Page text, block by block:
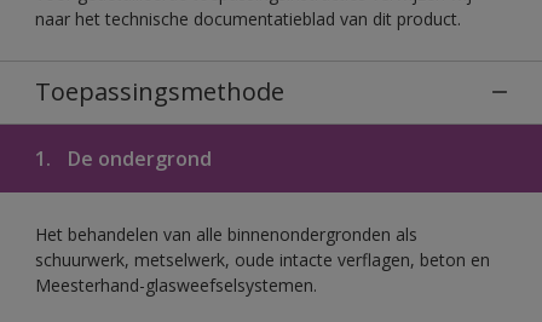
naar het technische documentatieblad van dit product.
Toepassingsmethode
1. De ondergrond
Het behandelen van alle binnenondergronden als
schuurwerk, metselwerk, oude intacte verflagen, beton en
Meesterhand-glasweefselsystemen.